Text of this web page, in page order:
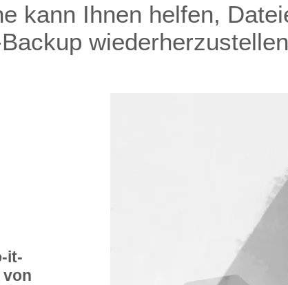
kann Ihnen helfen,
it-
von